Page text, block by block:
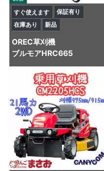
すぐ使えます
保証有り
在庫あり
新品
OREC草刈機
ブルモアHRC665